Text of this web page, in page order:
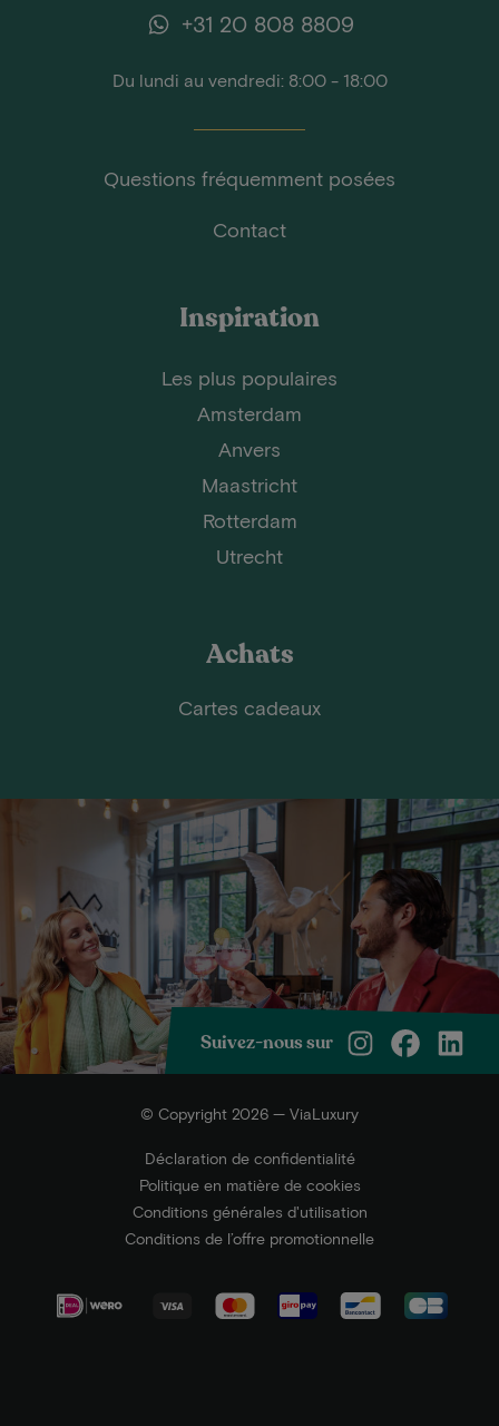
+31 20 808 8809
Du lundi au vendredi: 8:00 - 18:00
Questions fréquemment posées
Contact
Inspiration
Les plus populaires
Amsterdam
Anvers
Maastricht
Rotterdam
Utrecht
Achats
Cartes cadeaux
Suivez-nous sur
© Copyright 2026 — ViaLuxury
Déclaration de confidentialité
Politique en matière de cookies
Conditions générales d'utilisation
Conditions de l’offre promotionnelle